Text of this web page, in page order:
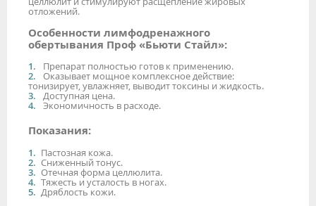
отложений.
Особенности лимфодренажного
обертывания Проф «Бьюти Стайл»:
Препарат полностью готов к применению.
Оказывает мощное комплексное действие:
тонизирует, увлажняет, выводит токсины и жидкость.
Доступная цена.
Экономичность в расходе.
Показания:
Пастозная кожа.
Сниженный тонус.
Отечная форма целлюлита.
Тяжесть и усталость в ногах.
Дряблость кожи.